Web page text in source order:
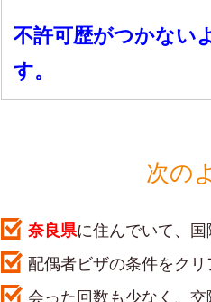
不許可歴がつかない
す。
次の
奈良県に住んでいて、
配偶者ビザの条件をクリ
会った回数も少なく、交